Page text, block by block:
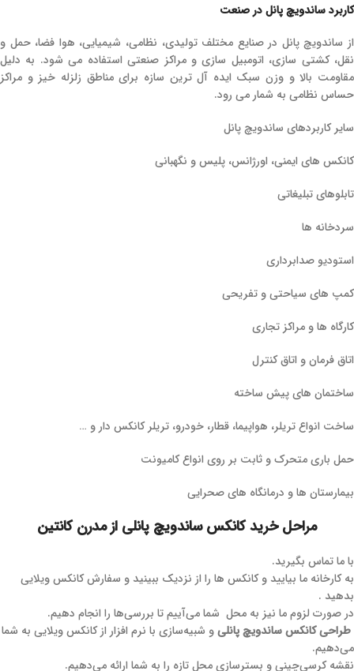
کاربرد ساندویچ پانل در صنعت
از ساندویچ پانل در صنایع مختلف تولیدی، نظامی، شیمیایی، هوا فضا، حمل و
نقل، کشتی سازی، اتومبیل سازی و مراکز صنعتی استفاده می شود. به دلیل
مقاومت بالا و وزن سبک ایده آل ترین سازه برای مناطق زلزله خیز و مراکز
حساس نظامی به شمار می رود.
سایر کاربردهای ساندویچ پانل
کانکس های ایمنی، اورژانس، پلیس و نگهبانی
تابلوهای تبلیغاتی
سردخانه ها
استودیو صدابرداری
کمپ های سیاحتی و تفریحی
کارگاه ها و مراکز تجاری
اتاق فرمان و اتاق کنترل
ساختمان های پیش ساخته
ساخت انواع تریلر، هواپیما، قطار، خودرو، تریلر کانکس دار و …
حمل باری متحرک و ثابت بر روی انواع کامیونت
بیمارستان ها و درمانگاه های صحرایی
مراحل خرید کانکس ساندویچ پانلی از مدرن کانتین
با ما تماس بگیرید.
به کارخانه ما بیایید و کانکس ها را از نزدیک ببینید و سفارش کانکس ویلایی
بدهید .
در صورت لزوم ما نیز به محل شما می‌آییم تا بررسی‌ها را انجام دهیم.
طراحی کانکس ساندویچ پانلیو شبیه‌سازی با نرم افزار از کانکس ویلایی به شما
می‌دهیم.
نقشه کرسی‌چینی و بسترسازی محل تازه را به شما ارائه می‌دهیم.